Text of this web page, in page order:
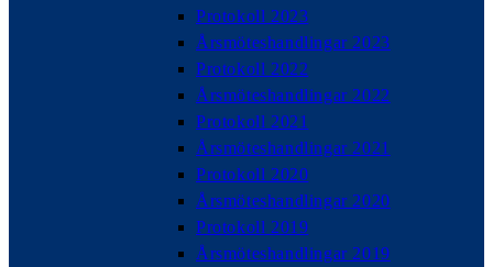
Protokoll 2023
Årsmöteshandlingar 2023
Protokoll 2022
Årsmöteshandlingar 2022
Protokoll 2021
Årsmöteshandlingar 2021
Protokoll 2020
Årsmöteshandlingar 2020
Protokoll 2019
Årsmöteshandlingar 2019